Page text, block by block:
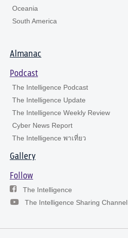
Oceania
South America
Almanac
Podcast
The Intelligence Podcast
The Intelligence Update
The Intelligence Weekly Review
Cyber News Report
The Intelligence พาเที่ยว
Gallery
Follow
The Intelligence
The Intelligence Sharing Channel